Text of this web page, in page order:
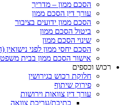
הסכם ממון – מדריך
עורך דין הסכם ממון
הסכם ממון ידועים בציבור
ביטול הסכם ממון
שינוי הסכם ממון
הסכם יחסי ממון לפני נישואין (הסכם טרום
אישור הסכם ממון בבית משפט
וכספים
חלוקת רכוש בגירושין
פירוק שיתוף
עורך דין צוואות וירושות
כתיבת/עריכת צוואה